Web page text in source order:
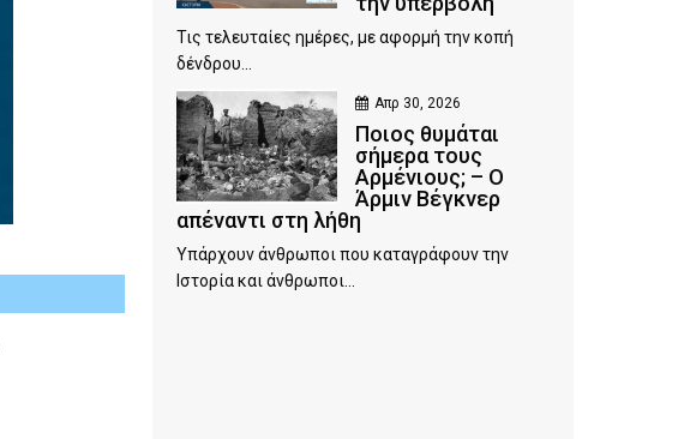
Τις τελευταίες ημέρες, με αφορμή την κοπή
δένδρου...
Απρ 30, 2026
Ποιος θυμάται
σήμερα τους
Αρμένιους; – Ο
Άρμιν Βέγκνερ
απέναντι στη λήθη
Υπάρχουν άνθρωποι που καταγράφουν την
Ιστορία και άνθρωποι...